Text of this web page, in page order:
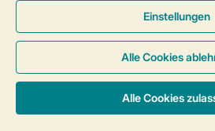
Allgemeine Bedingungen
Cookies und Banner